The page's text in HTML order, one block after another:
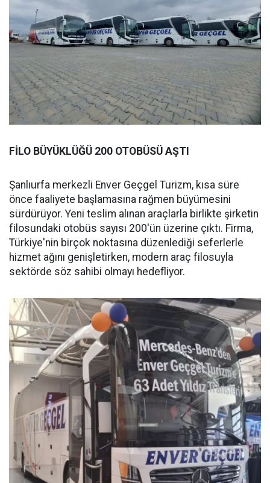
FİLO BÜYÜKLÜĞÜ 200 OTOBÜSÜ AŞTI
Şanlıurfa merkezli Enver Geçgel Turizm, kısa süre
önce faaliyete başlamasına rağmen büyümesini
sürdürüyor. Yeni teslim alınan araçlarla birlikte şirketin
filosundaki otobüs sayısı 200'ün üzerine çıktı. Firma,
Türkiye'nin birçok noktasına düzenlediği seferlerle
hizmet ağını genişletirken, modern araç filosuyla
sektörde söz sahibi olmayı hedefliyor.